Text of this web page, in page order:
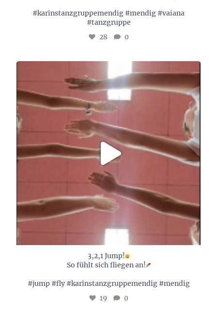
#karinstanzgruppemendig #mendig #vaiana
#tanzgruppe
28
0
3,2,1 Jump!
So fühlt sich fliegen an!
#jump #fly #karinstanzgruppemendig #mendig
19
0